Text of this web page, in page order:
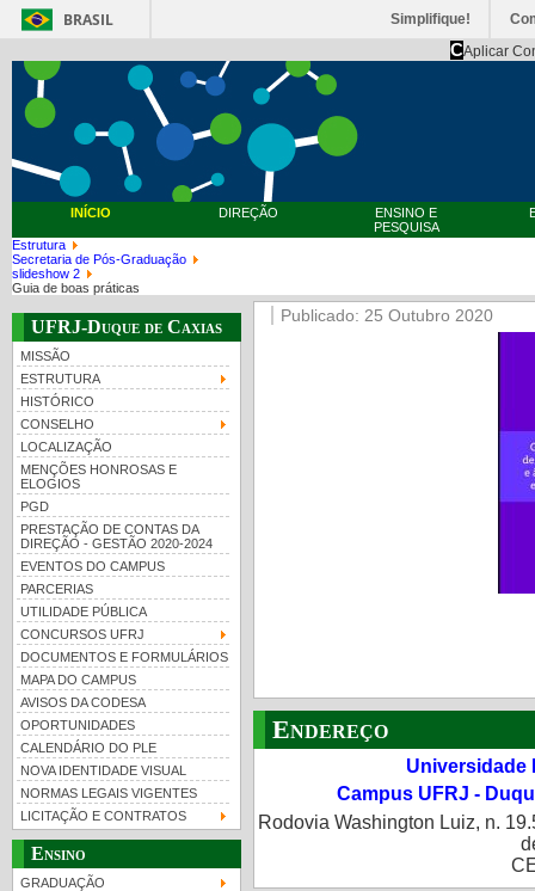
BRASIL Simplifique!
CAplicar
INÍCIO DIREÇÃO
ENSINO E
PESQUISA
Estrutura
Secretaria de Pós-Graduação
slideshow 2
Guia de boas práticas
UFRJ-Duque de Caxias
MISSÃO
ESTRUTURA
HISTÓRICO
CONSELHO
LOCALIZAÇÃO
MENÇÕES HONROSAS E
ELOGIOS
PGD
PRESTAÇÃO DE CONTAS DA
DIREÇÃO - GESTÃO 2020-2024
EVENTOS DO CAMPUS
PARCERIAS
UTILIDADE PÚBLICA
CONCURSOS UFRJ
DOCUMENTOS E FORMULÁRIOS
MAPA DO CAMPUS
AVISOS DA CODESA
OPORTUNIDADES
CALENDÁRIO DO PLE
NOVA IDENTIDADE VISUAL
NORMAS LEGAIS VIGENTES
LICITAÇÃO E CONTRATOS
Ensino
GRADUAÇÃO
Publicado: 25 Outubro 2020
Endereço
Universidade
Campus UFRJ -
Rodovia Washington Luiz, n.
UFRJ 100 anos